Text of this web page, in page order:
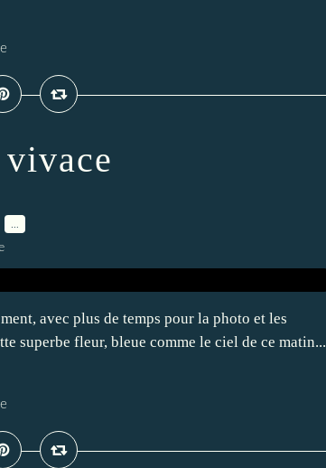
avec plus de temps pour la photo et les
superbe fleur, bleue comme le ciel de ce matin...